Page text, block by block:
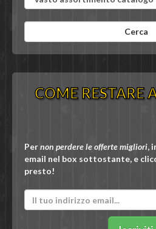
COME RESTARE
Pernon perdere le offerte migliori,
email nel box sottostante, e
presto!